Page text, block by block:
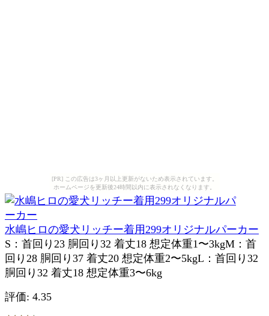
[PR] この広告は3ヶ月以上更新がないため表示されています。
ホームページを更新後24時間以内に表示されなくなります。
水嶋ヒロの愛犬リッチー着用299オリジナルパーカー
S：首回り23 胴回り32 着丈18 想定体重1〜3kgM：首
回り28 胴回り37 着丈20 想定体重2〜5kgL：首回り32
胴回り32 着丈18 想定体重3〜6kg
評価: 4.35